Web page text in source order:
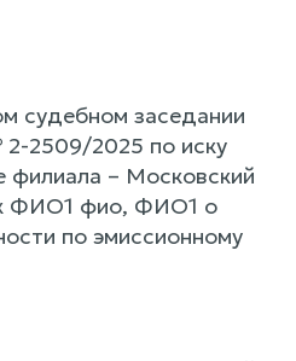
судебном заседании
2509/2025 по иску
– Московский
ФИО1 фио, ФИО1 о
по эмиссионному